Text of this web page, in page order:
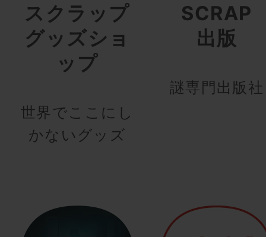
スクラップ
グッズショ
ップ
世界でここにし
かないグッズ
SCRAP
出版
謎専門出版社